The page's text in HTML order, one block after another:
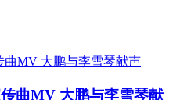
传曲MV 大鹏与李雪琴献